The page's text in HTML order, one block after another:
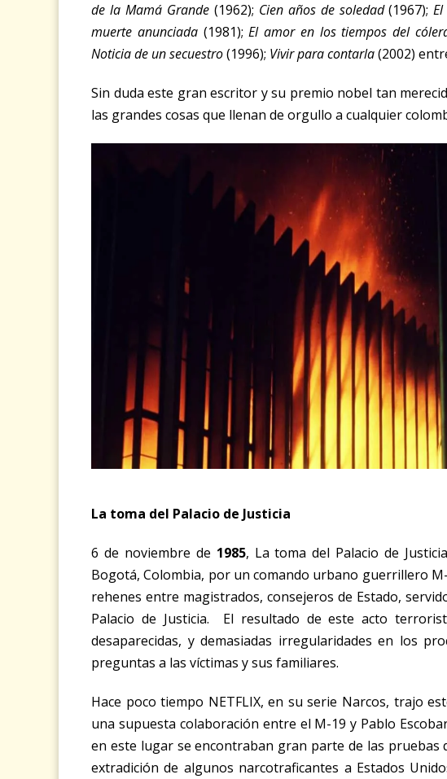
de la Mamá Grande(1962); Cien años de soledad(1967);
muerte anunciada (1981);El amor en los tiempos del
Noticia de un secuestro(1996); Vivir para contarla(2002)
Sin duda este gran escritor y su premio nobel tan
las grandes cosas que llenan de orgullo a cualquier
La toma del Palacio de Justicia
6 de noviembre de 1985, La toma del Palacio de
Bogotá, Colombia, por un comando urbano guerrillero
rehenes entre magistrados, consejeros de Estado,
Palacio de Justicia. El resultado de este acto
desaparecidas, y demasiadas irregularidades en los
preguntas a las víctimas y sus familiares.
Hace poco tiempo NETFLIX, en su serie Narcos, trajo
una supuesta colaboración entre el M-19 y Pablo
en este lugar se encontraban gran parte de las pruebas
extradición de algunos narcotraficantes a Estados